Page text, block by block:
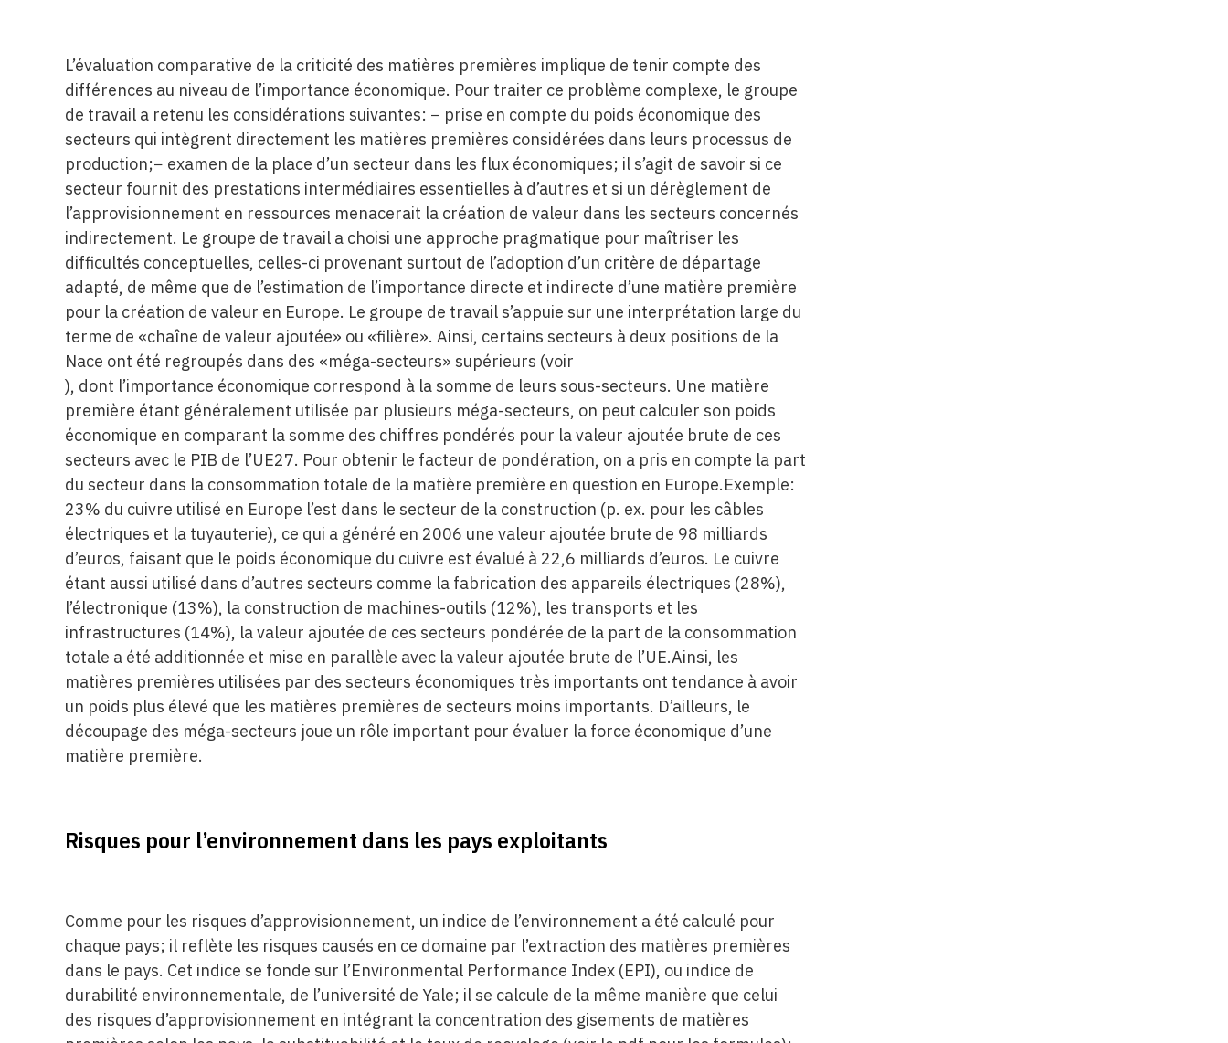
L’évaluation comparative de la criticité des matières premières implique de tenir compte des
différences au niveau de l’importance économique. Pour traiter ce problème complexe, le groupe
de travail a retenu les considérations suivantes: − prise en compte du poids économique des
secteurs qui intègrent directement les matières premières considérées dans leurs processus de
production;− examen de la place d’un secteur dans les flux économiques; il s’agit de savoir si ce
secteur fournit des prestations intermédiaires essentielles à d’autres et si un dérèglement de
l’approvisionnement en ressources menacerait la création de valeur dans les secteurs concernés
indirectement. Le groupe de travail a choisi une approche pragmatique pour maîtriser les
difficultés conceptuelles, celles-ci provenant surtout de l’adoption d’un critère de départage
adapté, de même que de l’estimation de l’importance directe et indirecte d’une matière première
pour la création de valeur en Europe. Le groupe de travail s’appuie sur une interprétation large du
terme de «chaîne de valeur ajoutée» ou «filière». Ainsi, certains secteurs à deux positions de la
Nace ont été regroupés dans des «méga-secteurs» supérieurs (voir
), dont l’importance économique correspond à la somme de leurs sous-secteurs. Une matière
première étant généralement utilisée par plusieurs méga-secteurs, on peut calculer son poids
économique en comparant la somme des chiffres pondérés pour la valeur ajoutée brute de ces
secteurs avec le PIB de l’UE27. Pour obtenir le facteur de pondération, on a pris en compte la part
du secteur dans la consommation totale de la matière première en question en Europe.Exemple:
23% du cuivre utilisé en Europe l’est dans le secteur de la construction (p. ex. pour les câbles
électriques et la tuyauterie), ce qui a généré en 2006 une valeur ajoutée brute de 98 milliards
d’euros, faisant que le poids économique du cuivre est évalué à 22,6 milliards d’euros. Le cuivre
étant aussi utilisé dans d’autres secteurs comme la fabrication des appareils électriques (28%),
l’électronique (13%), la construction de machines-outils (12%), les transports et les
infrastructures (14%), la valeur ajoutée de ces secteurs pondérée de la part de la consommation
totale a été additionnée et mise en parallèle avec la valeur ajoutée brute de l’UE.Ainsi, les
matières premières utilisées par des secteurs économiques très importants ont tendance à avoir
un poids plus élevé que les matières premières de secteurs moins importants. D’ailleurs, le
découpage des méga-secteurs joue un rôle important pour évaluer la force économique d’une
matière première.
Risques pour l’environnement dans les pays exploitants
Comme pour les risques d’approvisionnement, un indice de l’environnement a été calculé pour
chaque pays; il reflète les risques causés en ce domaine par l’extraction des matières premières
dans le pays. Cet indice se fonde sur l’Environmental Performance Index (EPI), ou indice de
durabilité environnementale, de l’université de Yale; il se calcule de la même manière que celui
des risques d’approvisionnement en intégrant la concentration des gisements de matières